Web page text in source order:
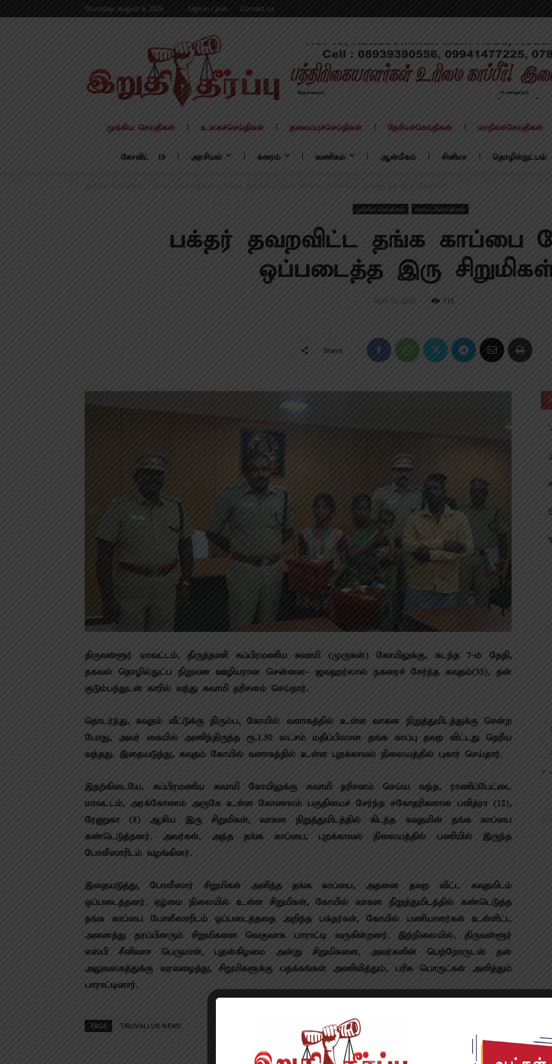
Thursday, August 6, 2026 Sign in / Join Contact us
முக்கிய செய்திகள் உலகச்செய்திகள் தலைப்புச்செய்திகள் தேசியச்செய்திகள் மாநிலச்செய்திகள்
கோவிட் – 19 அரசியல் க்ரைம் வணிகம் ஆன்மீகம் சினிமா தொழில்நுட்பம்
முக்கிய செய்திகள் மாவட்டச்செய்திகள் பக்தர் தவறவிட்ட தங்க காப்பை போலீசிடம் ஒப்படைத்த இரு சிறுமிகள்!
முக்கிய செய்திகள் மாவட்டச்செய்திகள்
பக்தர் தவறவிட்ட தங்க காப்பை
ஒப்படைத்த இரு
April 11, 2025 115
Share
திருவள்ளூர் மாவட்டம், திருத்தணி சுப்பிரமணிய சுவாமி (முருகன்) கோயிலுக்கு, கடந்த 7-ம் தேதி,
தகவல் தொழில்நுட்ப நிறுவன ஊழியரான சென்னை- ஜவஹர்லால் நகரைச் சேர்ந்த கவுதம்(33), தன்
குடும்பத்துடன் காரில் வந்து சுவாமி தரிசனம் செய்தார்.
தொடர்ந்து, கவுதம் வீட்டுக்கு திரும்ப, கோயில் வளாகத்தில் உள்ள வாகன நிறுத்துமிடத்துக்கு சென்ற
போது, அவர் கையில் அணிந்திருந்த ரூ.1.50 லட்சம் மதிப்பிலான தங்க காப்பு தவற விட்டது தெரிய
வந்தது. இதையடுத்து, கவுதம் கோயில் வளாகத்தில் உள்ள புறக்காவல் நிலையத்தில் புகார் செய்தார்.
இதற்கிடையே, சுப்பிரமணிய சுவாமி கோயிலுக்கு சுவாமி தரிசனம் செய்ய வந்த, ராணிப்பேட்டை
மாவட்டம், அரக்கோணம் அருகே உள்ள கோணலம் பகுதியைச் சேர்ந்த சகோதரிகளான பவித்ரா (12),
ரேணுகா (8) ஆகிய இரு சிறுமிகள், வாகன நிறுத்துமிடத்தில் கிடந்த கவுதமின் தங்க காப்பை
கண்டெடுத்தனர். அவர்கள், அந்த தங்க காப்பை, புறக்காவல் நிலையத்தில் பணியில் இருந்த
போலீஸாரிடம் வழங்கினர்.
இதையடுத்து, போலீஸார் சிறுமிகள் அளித்த தங்க காப்பை, அதனை தவற விட்ட கவுதமிடம்
ஒப்படைத்தனர். ஏழ்மை நிலையில் உள்ள சிறுமிகள், கோயில் வாகன நிறுத்துமிடத்தில் கண்டெடுத்த
தங்க காப்பை போலீஸாரிடம் ஒப்படைத்ததை அறிந்த பக்தர்கள், கோயில் பணியாளர்கள் உள்ளிட்ட
அனைத்து தரப்பினரும் சிறுமிகளை வெகுவாக பாராட்டி வருகின்றனர். இந்நிலையில், திருவள்ளூர்
எஸ்பி சீனிவாச பெருமாள், புதன்கிழமை அன்று சிறுமிகளை, அவர்களின் பெற்றோருடன் தன்
அலுவலகத்துக்கு வரவழைத்து, சிறுமிகளுக்கு பதக்கங்கள் அணிவித்தும், பரிசு பொருட்கள் அளித்தும்
பாராட்டினார்.
TAGS TIRUVALLUR NEWS
«